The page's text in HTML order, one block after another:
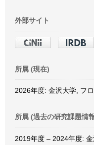
外部サイト
所属 (現在)
2026年度: 金沢大学, フ
所属 (過去の研究課題情
2019年度 – 2024年度: